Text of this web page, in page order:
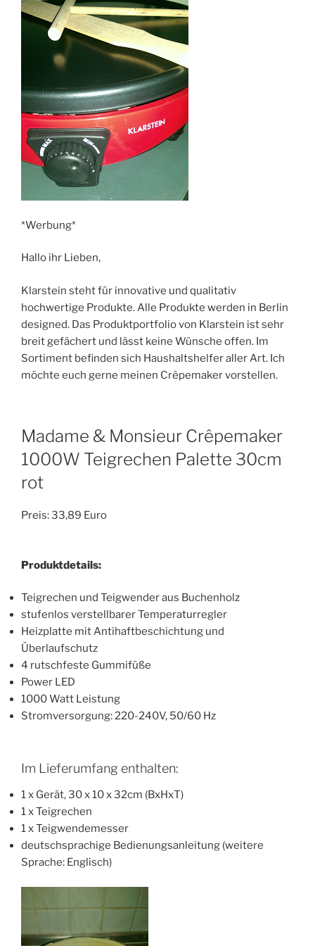
*Werbung*
Hallo ihr Lieben,
Klarstein steht für innovative und qualitativ
hochwertige Produkte. Alle Produkte werden in Berlin
designed. Das Produktportfolio von Klarstein ist sehr
breit gefächert und lässt keine Wünsche offen. Im
Sortiment befinden sich Haushaltshelfer aller Art. Ich
möchte euch gerne meinen Crêpemaker vorstellen.
Madame & Monsieur Crêpemaker
1000W Teigrechen Palette 30cm
rot
Preis: 33,89 Euro
Produktdetails:
Teigrechen und Teigwender aus Buchenholz
stufenlos verstellbarer Temperaturregler
Heizplatte mit Antihaftbeschichtung und
Überlaufschutz
4 rutschfeste Gummifüße
Power LED
1000 Watt Leistung
Stromversorgung: 220-240V, 50/60 Hz
Im Lieferumfang enthalten:
1 x Gerät, 30 x 10 x 32cm (BxHxT)
1 x Teigrechen
1 x Teigwendemesser
deutschsprachige Bedienungsanleitung (weitere
Sprache: Englisch)